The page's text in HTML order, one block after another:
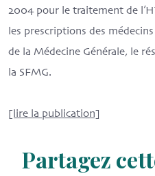
2004 pour le traitement de
les prescriptions des
de la Médecine Générale, le
la SFMG.
[lire la publication]
Partagez